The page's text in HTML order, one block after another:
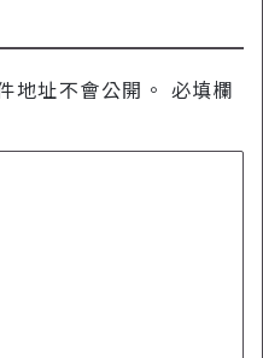
地址不會公開。 必填欄